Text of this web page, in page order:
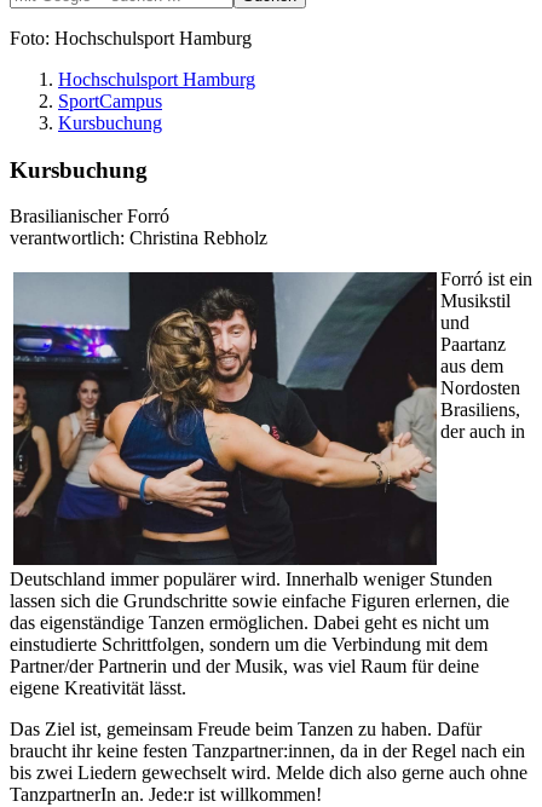
Foto: Hochschulsport Hamburg
Hochschulsport Hamburg
SportCampus
Kursbuchung
Kursbuchung
Brasilianischer Forró
verantwortlich: Christina Rebholz
Forró ist ein
Musikstil
und
Paartanz
aus dem
Nordosten
Brasiliens,
der auch in
Deutschland immer populärer wird. Innerhalb weniger Stunden
lassen sich die Grundschritte sowie einfache Figuren erlernen, die
das eigenständige Tanzen ermöglichen. Dabei geht es nicht um
einstudierte Schrittfolgen, sondern um die Verbindung mit dem
Partner/der Partnerin und der Musik, was viel Raum für deine
eigene Kreativität lässt.
Das Ziel ist, gemeinsam Freude beim Tanzen zu haben. Dafür
braucht ihr keine festen Tanzpartner:innen, da in der Regel nach ein
bis zwei Liedern gewechselt wird. Melde dich also gerne auch ohne
TanzpartnerIn an. Jede:r ist willkommen!